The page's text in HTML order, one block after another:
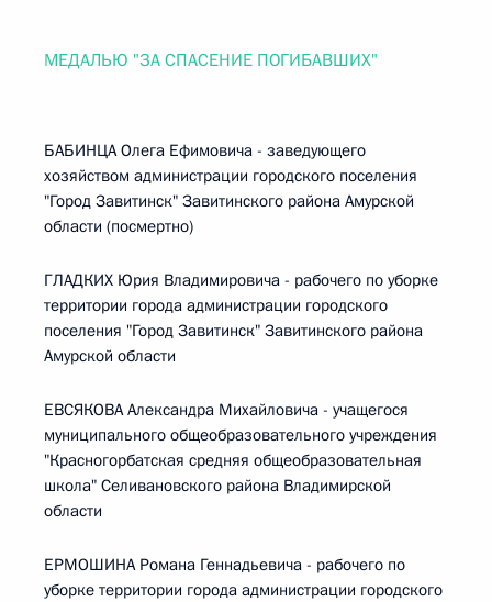
МЕДАЛЬЮ "ЗА СПАСЕНИЕ ПОГИБАВШИХ"
БАБИНЦА Олега Ефимовича - заведующего
хозяйством администрации городского поселения
"Город Завитинск" Завитинского района Амурской
области (посмертно)
ГЛАДКИХ Юрия Владимировича - рабочего по уборке
территории города администрации городского
поселения "Город Завитинск" Завитинского района
Амурской области
ЕВСЯКОВА Александра Михайловича - учащегося
муниципального общеобразовательного учреждения
"Красногорбатская средняя общеобразовательная
школа" Селивановского района Владимирской
области
ЕРМОШИНА Романа Геннадьевича - рабочего по
уборке территории города администрации городского